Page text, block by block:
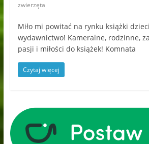
zwierzęta
Miło mi powitać na rynku książki
wydawnictwo! Kameralne, rodzinne,
pasji i miłości do książek! Komnata
Czytaj więcej